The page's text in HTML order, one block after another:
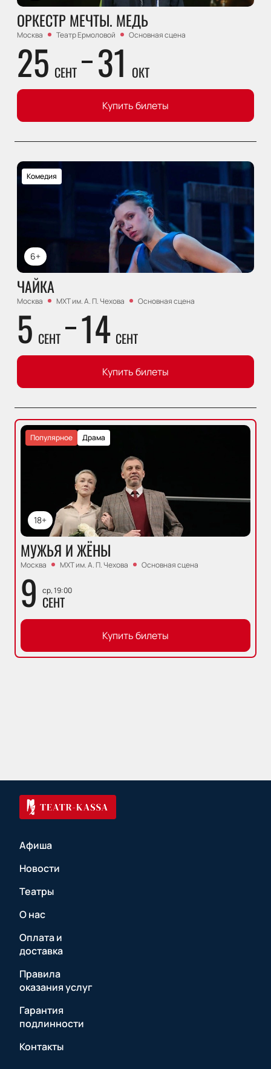
ОРКЕСТР МЕЧТЫ. МЕДЬ
Москва Театр Ермоловой Основная сцена
25 СЕНТ 31 ОКТ
Купить билеты
6+
Комедия
ЧАЙКА
Москва МХТ им. А. П. Чехова Основная сцена
5 СЕНТ 14 СЕНТ
Купить билеты
18+
Драма
Популярное
МУЖЬЯ И ЖЁНЫ
Москва МХТ им. А. П. Чехова Основная сцена
9 ср, 19:00
СЕНТ
Купить билеты
Афиша
Новости
Театры
О нас
Оплата и
доставка
Правила
оказания услуг
Гарантия
подлинности
Контакты